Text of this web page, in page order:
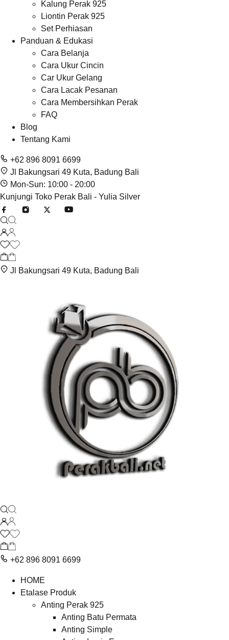
Kalung Perak 925
Liontin Perak 925
Set Perhiasan
Panduan & Edukasi
Cara Belanja
Cara Ukur Cincin
Car Ukur Gelang
Cara Lacak Pesanan
Cara Membersihkan Perak
FAQ
Blog
Tentang Kami
+62 896 8091 6699
Jl Bakungsari 49 Kuta, Badung Bali
Mon-Sun: 10:00 - 20:00
Kunjungi Toko Perak Bali - Yulia Silver
Jl Bakungsari 49 Kuta, Badung Bali
+62 896 8091 6699
HOME
Etalase Produk
Anting Perak 925
Anting Batu Permata
Anting Simple